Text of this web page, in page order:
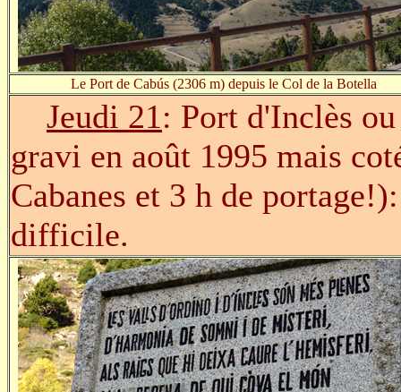
Le Port de Cabús (2306 m) depuis le Col de la Botella
Jeudi 21: Port d'Inclès
gravi en août 1995 mais
Cabanes et 3 h de
difficile.